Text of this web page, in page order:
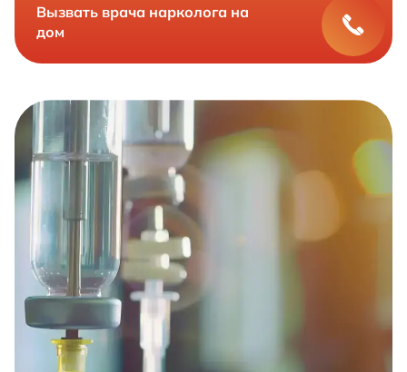
Вызвать врача нарколога на
дом